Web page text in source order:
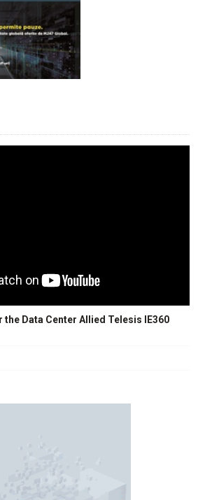
Data Center Allied Telesis IE360